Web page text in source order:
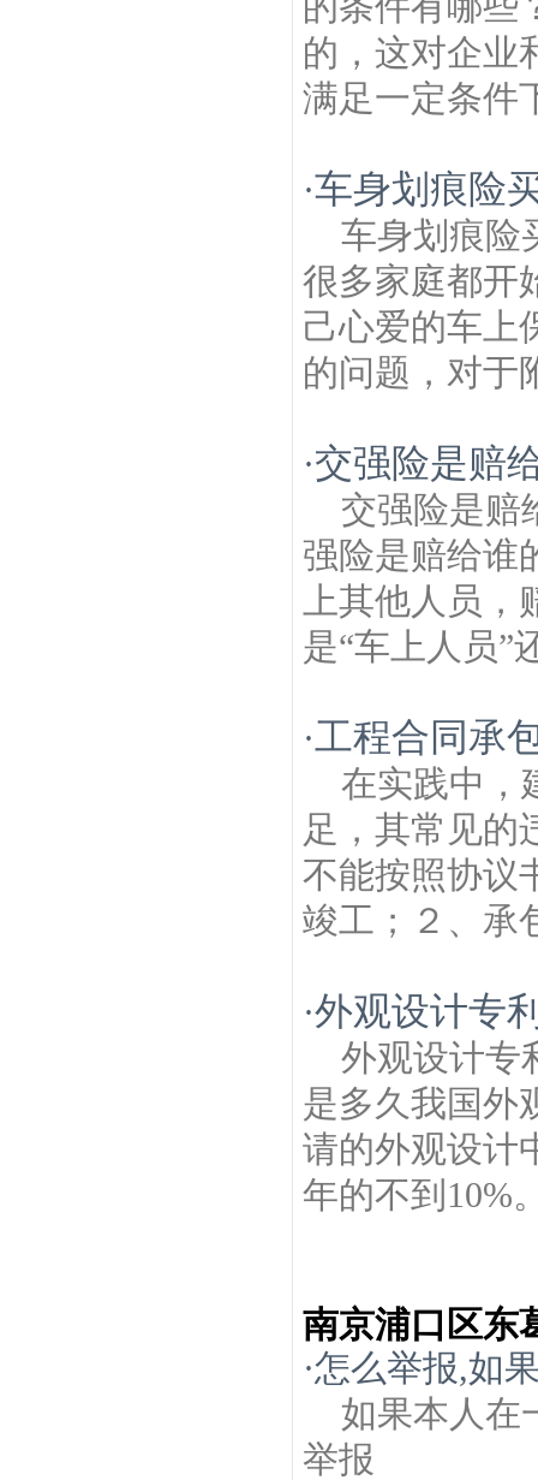
的，这对企业
满足一定条件
·车身划痕险
车身划痕险
很多家庭都开
己心爱的车上
的问题，对于
·交强险是赔
交强险是赔
强险是赔给谁
上其他人员
是“车上人员”
·工程合同承
在实践中，
足，其常见的
不能按照协议
竣工；２、承
·外观设计专
外观设计专
是多久我国外
请的外观设计
年的不到10%
南京浦口区东
·怎么举报,如
如果本人在
举报